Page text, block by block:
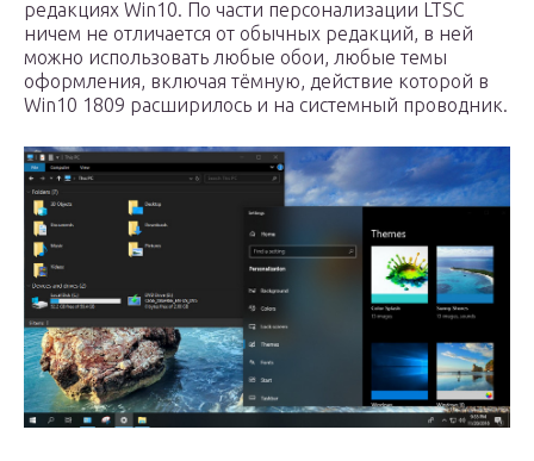
редакциях Win10. По части персонализации LTSC
ничем не отличается от обычных редакций, в ней
можно использовать любые обои, любые темы
оформления, включая тёмную, действие которой в
Win10 1809 расширилось и на системный проводник.